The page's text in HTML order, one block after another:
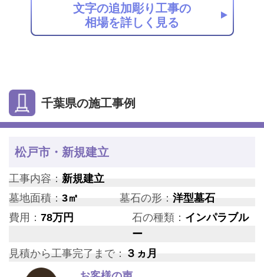
文字の追加彫り工事の
相場を詳しく見る
千葉県の施工事例
松戸市・新規建立
工事内容： 新規建立
墓地面積： 3㎡ 墓石の形：洋型墓石
費用： 78万円 石の種類： インパラブル
ー
見積から工事完了まで： ３ヵ月